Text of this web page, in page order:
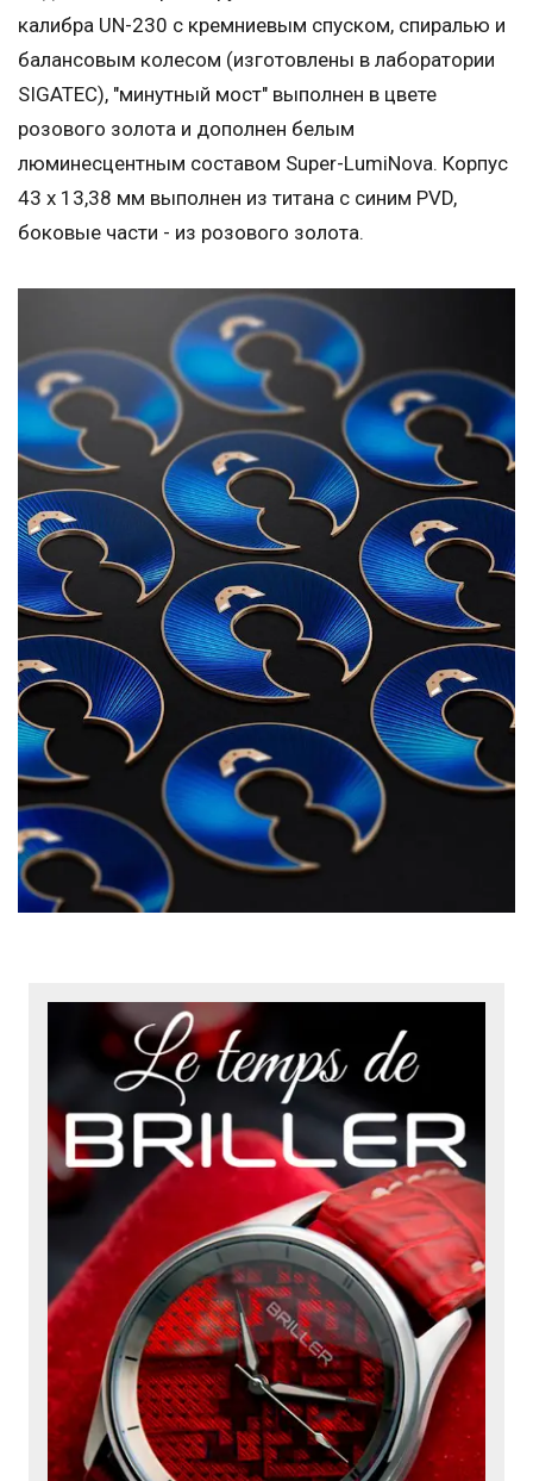
калибра UN-230 с кремниевым спуском, спиралью и
балансовым колесом (изготовлены в лаборатории
SIGATEC), "минутный мост" выполнен в цвете
розового золота и дополнен белым
люминесцентным составом Super-LumiNova. Корпус
43 х 13,38 мм выполнен из титана с синим PVD,
боковые части - из розового золота.